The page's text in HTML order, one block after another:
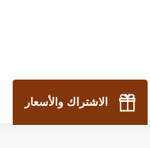
الاشتراك والأسعار